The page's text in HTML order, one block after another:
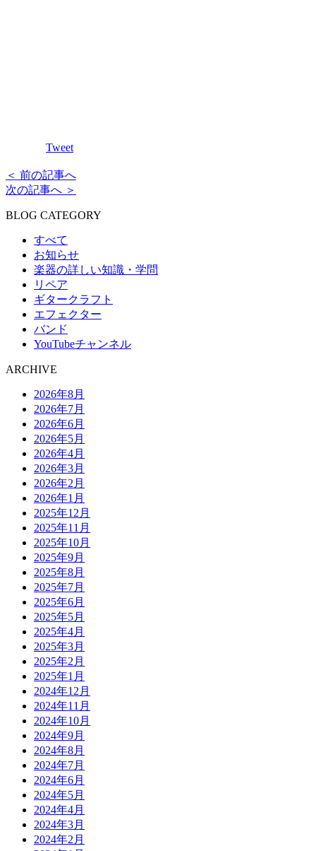
Tweet
＜ 前の記事へ
次の記事へ ＞
BLOG CATEGORY
すべて
お知らせ
楽器の詳しい知識・学問
リペア
ギタークラフト
エフェクター
バンド
YouTubeチャンネル
ARCHIVE
2026年8月
2026年7月
2026年6月
2026年5月
2026年4月
2026年3月
2026年2月
2026年1月
2025年12月
2025年11月
2025年10月
2025年9月
2025年8月
2025年7月
2025年6月
2025年5月
2025年4月
2025年3月
2025年2月
2025年1月
2024年12月
2024年11月
2024年10月
2024年9月
2024年8月
2024年7月
2024年6月
2024年5月
2024年4月
2024年3月
2024年2月